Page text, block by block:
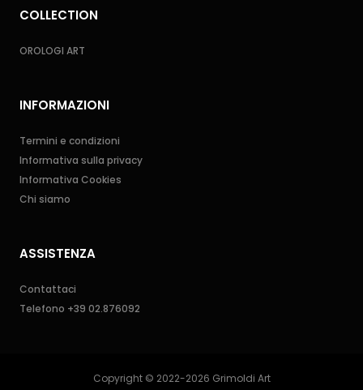
COLLECTION
OROLOGI ART
INFORMAZIONI
Termini e condizioni
Informativa sulla privacy
Informativa Cookies
Chi siamo
ASSISTENZA
Contattaci
Telefono +39 02.876092
Copyright © 2022-2026 Grimoldi Art